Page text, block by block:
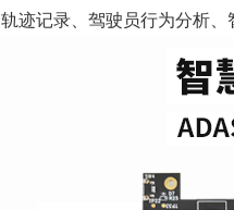
迹记录、驾驶员行为分析